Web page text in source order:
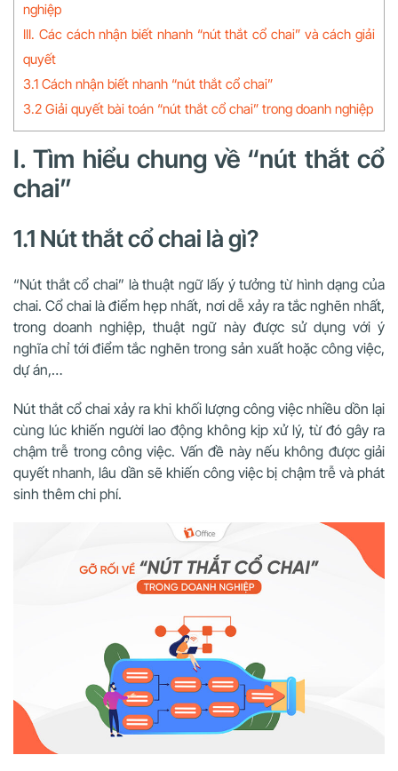
nghiệp
III. Các cách nhận biết nhanh “nút thắt cổ chai” và cách giải
quyết
3.1 Cách nhận biết nhanh “nút thắt cổ chai”
3.2 Giải quyết bài toán “nút thắt cổ chai” trong doanh nghiệp
I. Tìm hiểu chung về “nút thắt cổ
chai”
1.1 Nút thắt cổ chai là gì?
“Nút thắt cổ chai” là thuật ngữ lấy ý tưởng từ hình dạng của
chai. Cổ chai là điểm hẹp nhất, nơi dễ xảy ra tắc nghẽn nhất,
trong doanh nghiệp, thuật ngữ này được sử dụng với ý
nghĩa chỉ tới điểm tắc nghẽn trong sản xuất hoặc công việc,
dự án,…
Nút thắt cổ chai xảy ra khi khối lượng công việc nhiều dồn lại
cùng lúc khiến người lao động không kịp xử lý, từ đó gây ra
chậm trễ trong công việc. Vấn đề này nếu không được giải
quyết nhanh, lâu dần sẽ khiến công việc bị chậm trễ và phát
sinh thêm chi phí.